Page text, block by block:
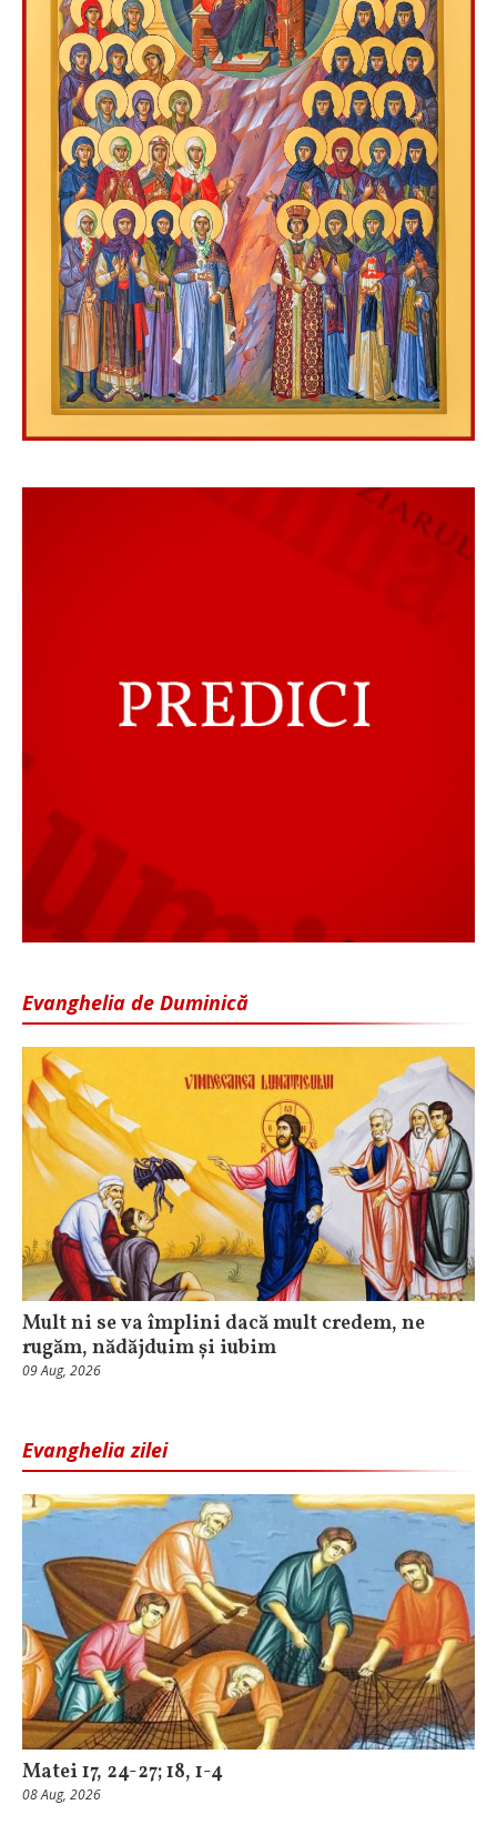
Evanghelia de Duminică
Mult ni se va împlini dacă mult credem, ne
rugăm, nădăjduim și iubim
09 Aug, 2026
Evanghelia zilei
Matei 17, 24-27; 18, 1-4
08 Aug, 2026